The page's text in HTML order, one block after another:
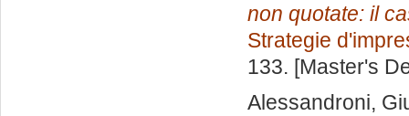
non quotate: il
Strategie
133. [Master's
Alessandroni,